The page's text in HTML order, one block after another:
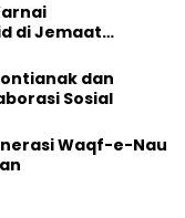
di Jemaat
dan
Sosial
Waqf-e-Nau